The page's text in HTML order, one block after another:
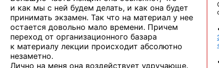
и как мы с ней будем делать, и как она будет
принимать экзамен. Так что на материал у нее
остается довольно мало времени. Причем
переход от организационного базара
к материалу лекции происходит абсолютно
незаметно.
Лично на меня она воздействует удручающе.